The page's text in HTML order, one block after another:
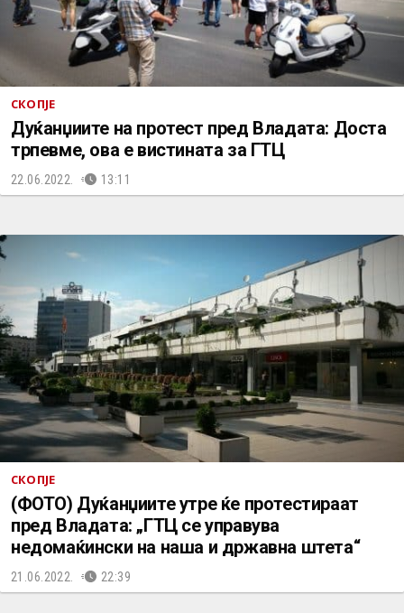
СКОПЈЕ
Дуќанџиите на протест пред Владата: Доста
трпевме, ова е вистината за ГТЦ
22.06.2022. 13:11
СКОПЈЕ
(ФОТО) Дуќанџиите утре ќе протестираат
пред Владата: „ГТЦ се управува
недомаќински на наша и државна штета“
21.06.2022. 22:39